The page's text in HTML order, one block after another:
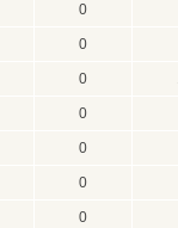
0
0
0
0
0
0
0